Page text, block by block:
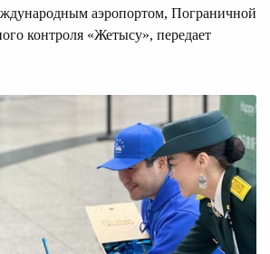
аэропортом, Пограничной
контроля «Жетысу», передает